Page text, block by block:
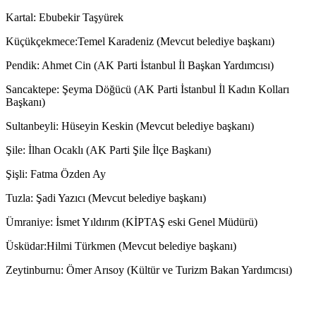
Kartal: Ebubekir Taşyürek
Küçükçekmece:Temel Karadeniz (Mevcut belediye başkanı)
Pendik: Ahmet Cin (AK Parti İstanbul İl Başkan Yardımcısı)
Sancaktepe: Şeyma Döğücü (AK Parti İstanbul İl Kadın Kolları
Başkanı)
Sultanbeyli: Hüseyin Keskin (Mevcut belediye başkanı)
Şile: İlhan Ocaklı (AK Parti Şile İlçe Başkanı)
Şişli: Fatma Özden Ay
Tuzla: Şadi Yazıcı (Mevcut belediye başkanı)
Ümraniye: İsmet Yıldırım (KİPTAŞ eski Genel Müdürü)
Üsküdar:Hilmi Türkmen (Mevcut belediye başkanı)
Zeytinburnu: Ömer Arısoy (Kültür ve Turizm Bakan Yardımcısı)